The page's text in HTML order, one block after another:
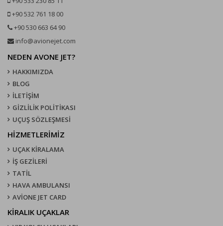
+90 532 761 18 00
+90 530 663 64 90
info@avionejet.com
NEDEN AVONE JET?
HAKKIMIZDA
BLOG
İLETİŞİM
GİZLİLİK POLİTİKASI
UÇUŞ SÖZLEŞMESI
HİZMETLERİMİZ
UÇAK KIRALAMA
İŞ GEZİLERİ
TATİL
HAVA AMBULANSI
AVİONE JET CARD
KIRALIK UÇAKLAR